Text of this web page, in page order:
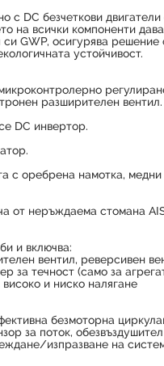
с DC безчеткови
на всички компоненти
GWP, осигурява
устойчивост.
разширителен вентил.
DC инвертор.
с оребрена намотка,
от неръждаема стомана
и включва:
вентил, реверсивен
за течност (само за
и ниско налягане
безмоторна
за поток,
изпразване на